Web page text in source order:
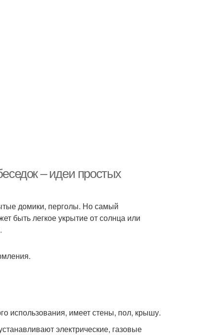
– идеи простых
домики, перголы. Но самый
быть легкое укрытие от солнца или
использования, имеет стены, пол, крышу.
электрические, газовые